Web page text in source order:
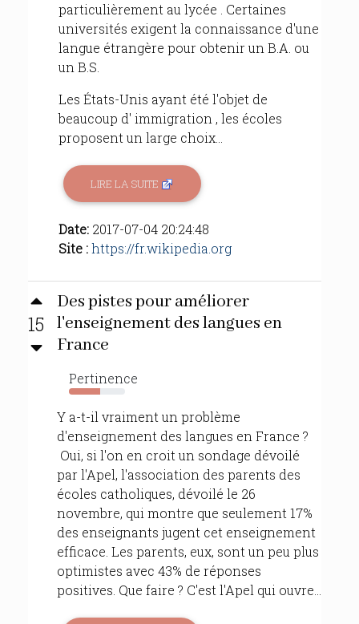
particulièrement au lycée . Certaines
universités exigent la connaissance d'une
langue étrangère pour obtenir un B.A. ou
un B.S.
Les États-Unis ayant été l'objet de
beaucoup d' immigration , les écoles
proposent un large choix...
LIRE LA SUITE
Date: 2017-07-04 20:24:48
Site :https://fr.wikipedia.org
15
Des pistes pour améliorer
l'enseignement des langues en
France
Pertinence
55%
Y a-t-il vraiment un problème
d'enseignement des langues en France ?
Oui, si l'on en croit un sondage dévoilé
par l'Apel, l'association des parents des
écoles catholiques, dévoilé le 26
novembre, qui montre que seulement 17%
des enseignants jugent cet enseignement
efficace. Les parents, eux, sont un peu plus
optimistes avec 43% de réponses
positives. Que faire ? C'est l'Apel qui ouvre...